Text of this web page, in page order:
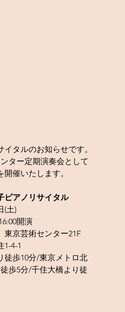
タルのお知らせです。
ター定期演奏会として
催いたします。
ピアノリサイタル
(土)
開演
東京芸術センター21F
4-1
歩10分/東京メトロ北
歩5分/千住大橋より徒